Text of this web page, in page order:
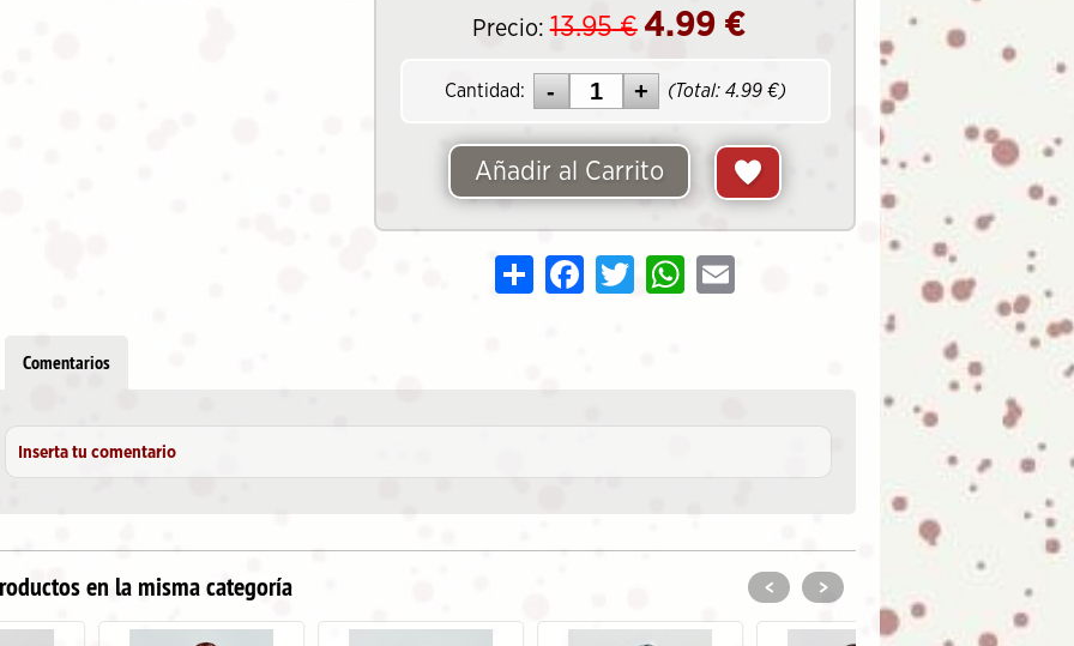
Precio: 13.95€ 4.99€
Cantidad: (Total: 4.99€)
Añadir al Carrito
Share FacebookTwitter WhatsApp
Comentarios
Inserta tu comentario
en la misma categoría < >